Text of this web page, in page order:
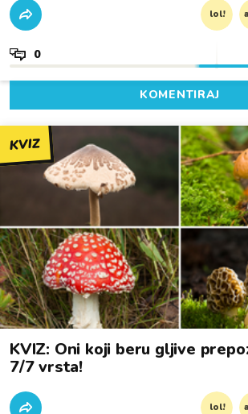
lol!
0
KOMENTIRAJ
KVIZ
KVIZ: Oni koji beru gljive
7/7 vrsta!
lol!